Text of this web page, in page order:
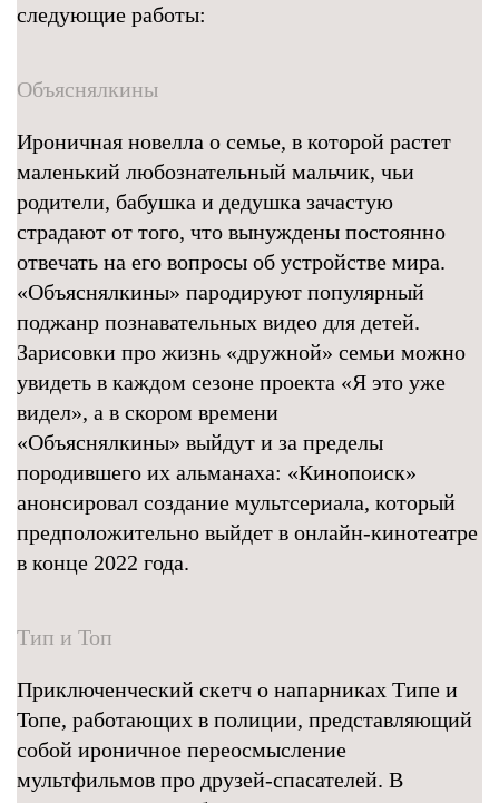
следующие работы:
Объяснялкины
Ироничная новелла о семье, в которой растет
маленький любознательный мальчик, чьи
родители, бабушка и дедушка зачастую
страдают от того, что вынуждены постоянно
отвечать на его вопросы об устройстве мира.
«Объяснялкины» пародируют популярный
поджанр познавательных видео для детей.
Зарисовки про жизнь «дружной» семьи можно
увидеть в каждом сезоне проекта «Я это уже
видел», а в скором времени
«Объяснялкины» выйдут и за пределы
породившего их альманаха: «Кинопоиск»
анонсировал создание мультсериала, который
предположительно выйдет в онлайн-кинотеатре
в конце 2022 года.
Тип и Топ
Приключенческий скетч о напарниках Типе и
Топе, работающих в полиции, представляющий
собой ироничное переосмысление
мультфильмов про друзей-спасателей. В